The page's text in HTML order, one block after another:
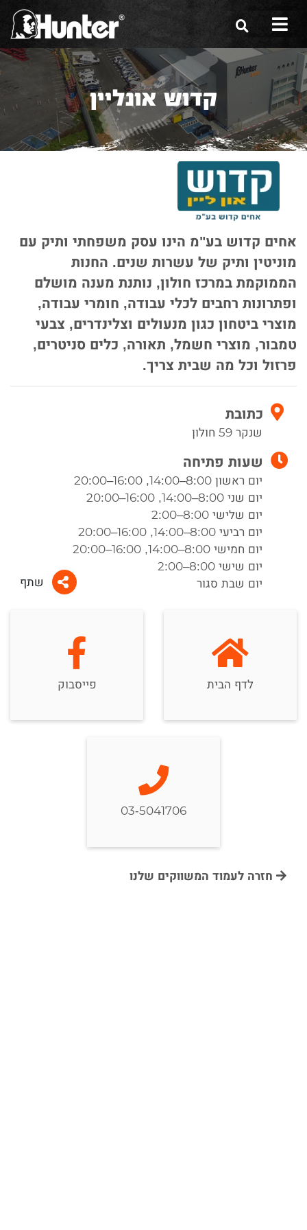
הסיפור שלנו
הכלים שלנו
תערוכות
משווקים
צור קשר
קדוש אונליין
אחים קדוש בע"מ הינו עסק משפחתי ותיק עם
מוניטין ותיק של עשרות שנים. החנות
הממוקמת במרכז חולון, נותנת מענה מושלם
ופתרונות רחבים לכלי עבודה, חומרי עבודה,
מוצרי ביטחון כגון מנעולים וצלינדרים, צבעי
טמבור, מוצרי חשמל, תאורה, כלים סניטרים,
פרזול וכל מה שבית צריך.
כתובת
שנקר 59 חולון
שעות פתיחה
יום ראשון 8:00–14:00, 16:00–20:00
יום שני 8:00–14:00, 16:00–20:00
יום שלישי 8:00–2:00
יום רביעי 8:00–14:00, 16:00–20:00
יום חמישי 8:00–14:00, 16:00–20:00
יום שישי 8:00–2:00
יום שבת סגור
שתף
לדף הבית פייסבוק
03-5041706
חזרה לעמוד המשווקים שלנו